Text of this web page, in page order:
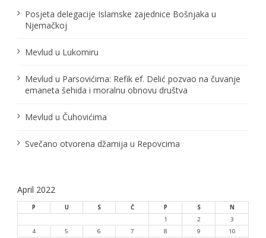
Posjeta delegacije Islamske zajednice Bošnjaka u
Njemačkoj
Mevlud u Lukomiru
Mevlud u Parsovićima: Refik ef. Delić pozvao na čuvanje
emaneta šehida i moralnu obnovu društva
Mevlud u Čuhovićima
Svečano otvorena džamija u Repovcima
April 2022
P U S Č P S
N
1
2
3
4
5 6 7 8 9
10